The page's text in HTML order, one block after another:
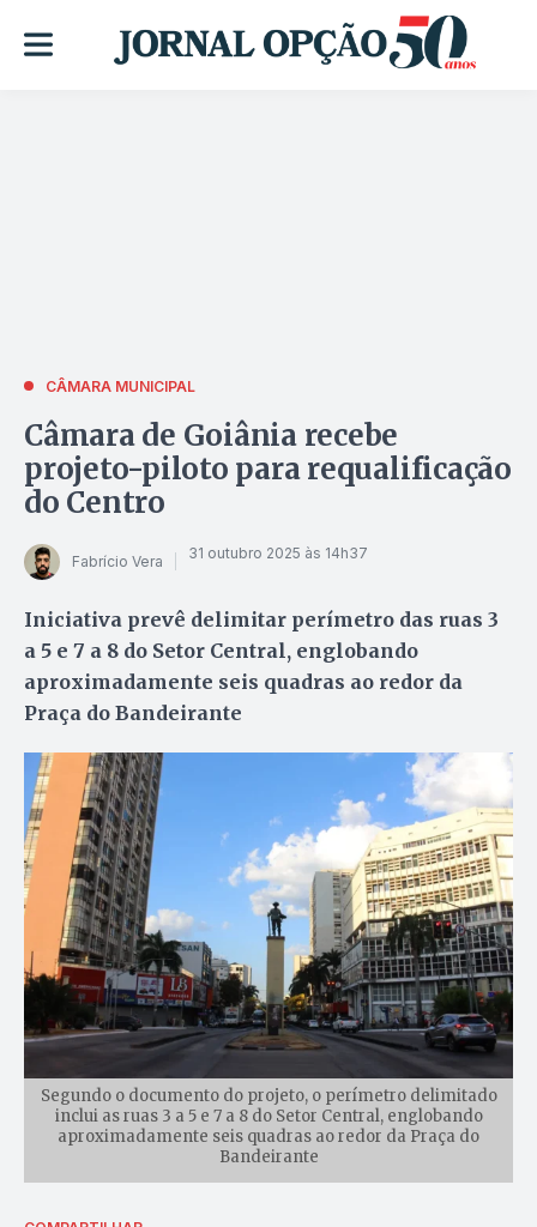
CÂMARA MUNICIPAL
Câmara de Goiânia recebe
projeto-piloto para requalificação
do Centro
Fabrício Vera 31 outubro 2025 às 14h37
Iniciativa prevê delimitar perímetro das ruas 3
a 5 e 7 a 8 do Setor Central, englobando
aproximadamente seis quadras ao redor da
Praça do Bandeirante
Segundo o documento do projeto, o perímetro delimitado
inclui as ruas 3 a 5 e 7 a 8 do Setor Central, englobando
aproximadamente seis quadras ao redor da Praça do
Bandeirante